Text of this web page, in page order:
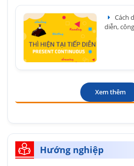
Cách
diễn,
Xem thêm
Hướng nghiệp